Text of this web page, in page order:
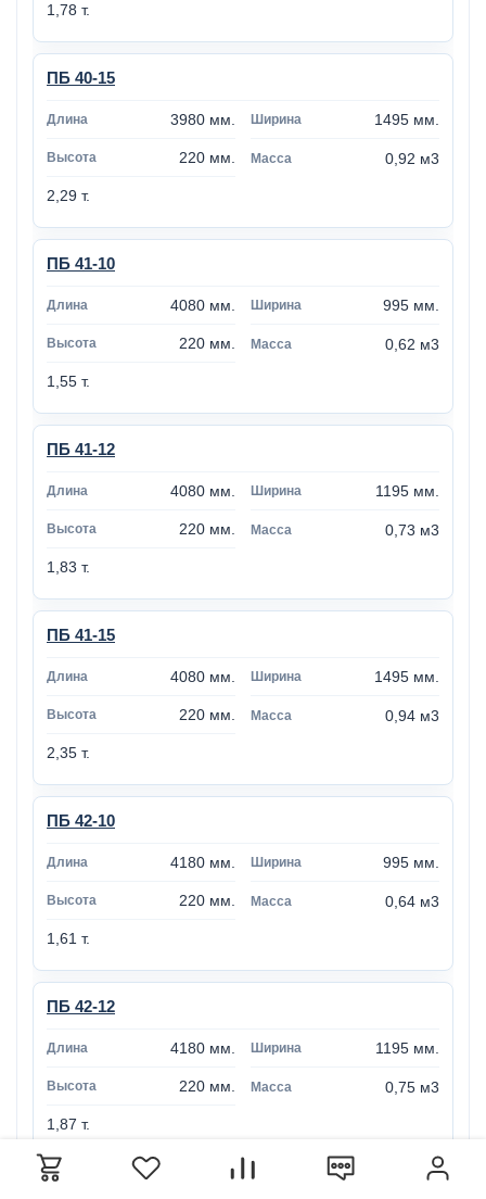
1,78 т.
ПБ 40-15
3980 мм. 1495 мм.
220 мм. 0,92 м3
2,29 т.
ПБ 41-10
4080 мм. 995 мм.
220 мм. 0,62 м3
1,55 т.
ПБ 41-12
4080 мм. 1195 мм.
220 мм. 0,73 м3
1,83 т.
ПБ 41-15
4080 мм. 1495 мм.
220 мм. 0,94 м3
2,35 т.
ПБ 42-10
4180 мм. 995 мм.
220 мм. 0,64 м3
1,61 т.
ПБ 42-12
4180 мм. 1195 мм.
220 мм. 0,75 м3
1,87 т.